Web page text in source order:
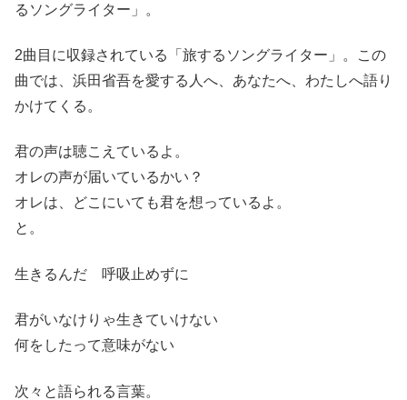
るソングライター」。
2曲目に収録されている「旅するソングライター」。この
曲では、浜田省吾を愛する人へ、あなたへ、わたしへ語り
かけてくる。
君の声は聴こえているよ。
オレの声が届いているかい？
オレは、どこにいても君を想っているよ。
と。
生きるんだ 呼吸止めずに
君がいなけりゃ生きていけない
何をしたって意味がない
次々と語られる言葉。